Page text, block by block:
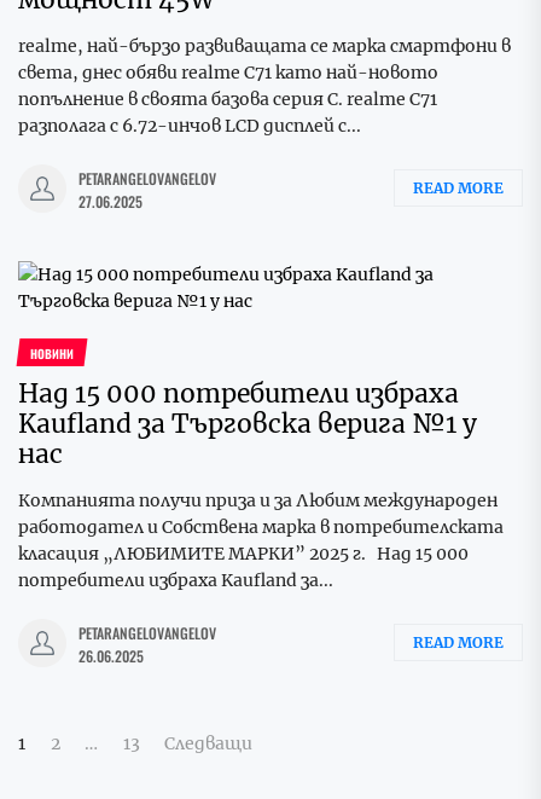
realme, най-бързо развиващата се марка смартфони в
света, днес обяви realme C71 като най-новото
попълнение в своята базова серия C. realme C71
разполага с 6.72-инчов LCD дисплей с...
PETARANGELOVANGELOV
27.06.2025
READ MORE
НОВИНИ
Над 15 000 потребители избраха
Kaufland за Търговска верига №1 у
нас
Компанията получи приза и за Любим международен
работодател и Собствена марка в потребителската
класация „ЛЮБИМИТЕ МАРКИ” 2025 г. Над 15 000
потребители избраха Kaufland за...
PETARANGELOVANGELOV
26.06.2025
READ MORE
Разделяне
1 2 … 13 Следващи